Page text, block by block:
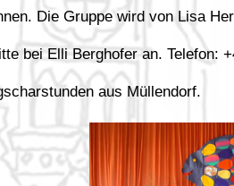
Die Gruppe wird von Lisa
bei Elli Berghofer an. Telefon:
aus Müllendorf.